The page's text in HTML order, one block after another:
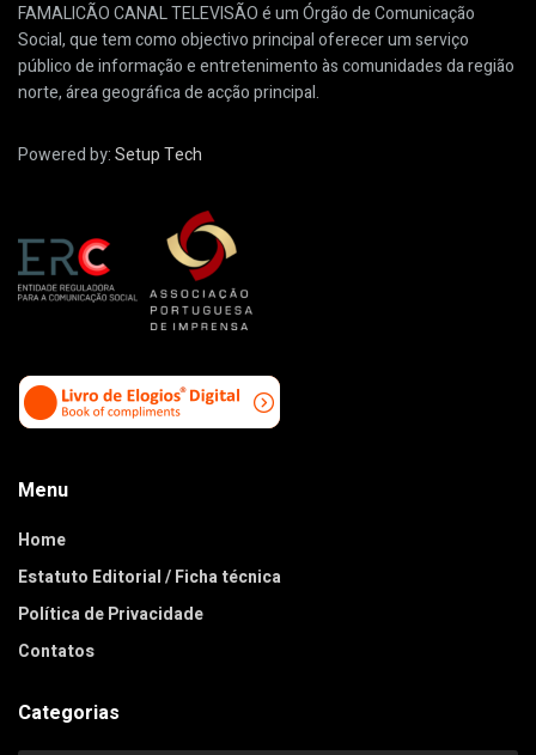
FAMALICÃO CANAL TELEVISÃO é um Órgão de Comunicação
Social, que tem como objectivo principal oferecer um serviço
público de informação e entretenimento às comunidades da região
norte, área geográfica de acção principal.
Powered by:Setup Tech
Menu
Home
Estatuto Editorial / Ficha técnica
Política de Privacidade
Contatos
Categorias